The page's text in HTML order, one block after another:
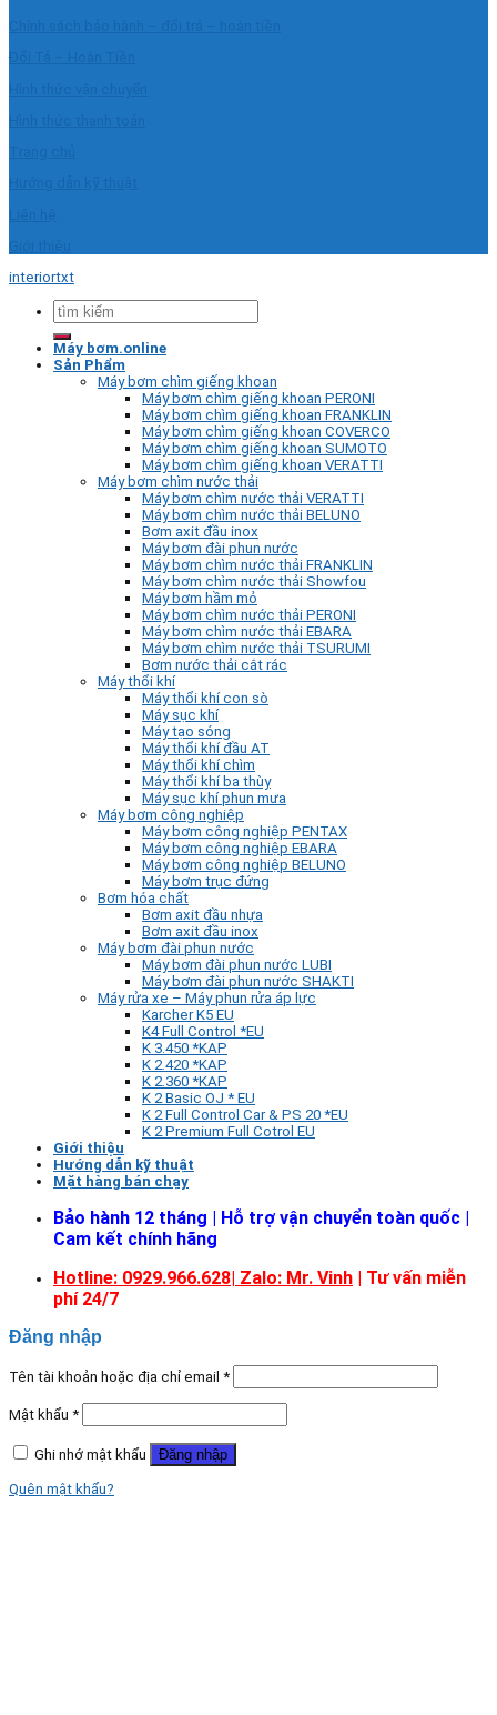
interiortxt
Tìm
kiếm:
Máy bơm.online
Sản Phẩm
Máy bơm chìm giếng khoan
Máy bơm chìm giếng khoan PERONI
Máy bơm chìm giếng khoan FRANKLIN
Máy bơm chìm giếng khoan COVERCO
Máy bơm chìm giếng khoan SUMOTO
Máy bơm chìm giếng khoan VERATTI
Máy bơm chìm nước thải
Máy bơm chìm nước thải VERATTI
Máy bơm chìm nước thải BELUNO
Bơm axit đầu inox
Máy bơm đài phun nước
Máy bơm chìm nước thải FRANKLIN
Máy bơm chìm nước thải Showfou
Máy bơm hầm mỏ
Máy bơm chìm nước thải PERONI
Máy bơm chìm nước thải EBARA
Máy bơm chìm nước thải TSURUMI
Bơm nước thải cắt rác
Máy thổi khí
Máy thổi khí con sò
Máy sục khí
Máy tạo sóng
Máy thổi khí đầu AT
Máy thổi khí chìm
Máy thổi khí ba thùy
Máy sục khí phun mưa
Máy bơm công nghiệp
Máy bơm công nghiệp PENTAX
Máy bơm công nghiệp EBARA
Máy bơm công nghiệp BELUNO
Máy bơm trục đứng
Bơm hóa chất
Bơm axit đầu nhựa
Bơm axit đầu inox
Máy bơm đài phun nước
Máy bơm đài phun nước LUBI
Máy bơm đài phun nước SHAKTI
Máy rửa xe – Máy phun rửa áp lực
Karcher K5 EU
K4 Full Control *EU
K 3.450 *KAP
K 2.420 *KAP
K 2.360 *KAP
K 2 Basic OJ * EU
K 2 Full Control Car & PS 20 *EU
K 2 Premium Full Cotrol EU
Giới thiệu
Hướng dẫn kỹ thuật
Mặt hàng bán chạy
Bảo hành 12 tháng | Hỗ trợ vận chuyển toàn quốc |
Cam kết chính hãng
Hotline: 0929.966.628| Zalo: Mr. Vinh | Tư vấn miễn
phí 24/7
Đăng nhập
Tên tài khoản hoặc địa chỉ email *
Mật khẩu *
Ghi nhớ mật khẩu Đăng nhập
Quên mật khẩu?